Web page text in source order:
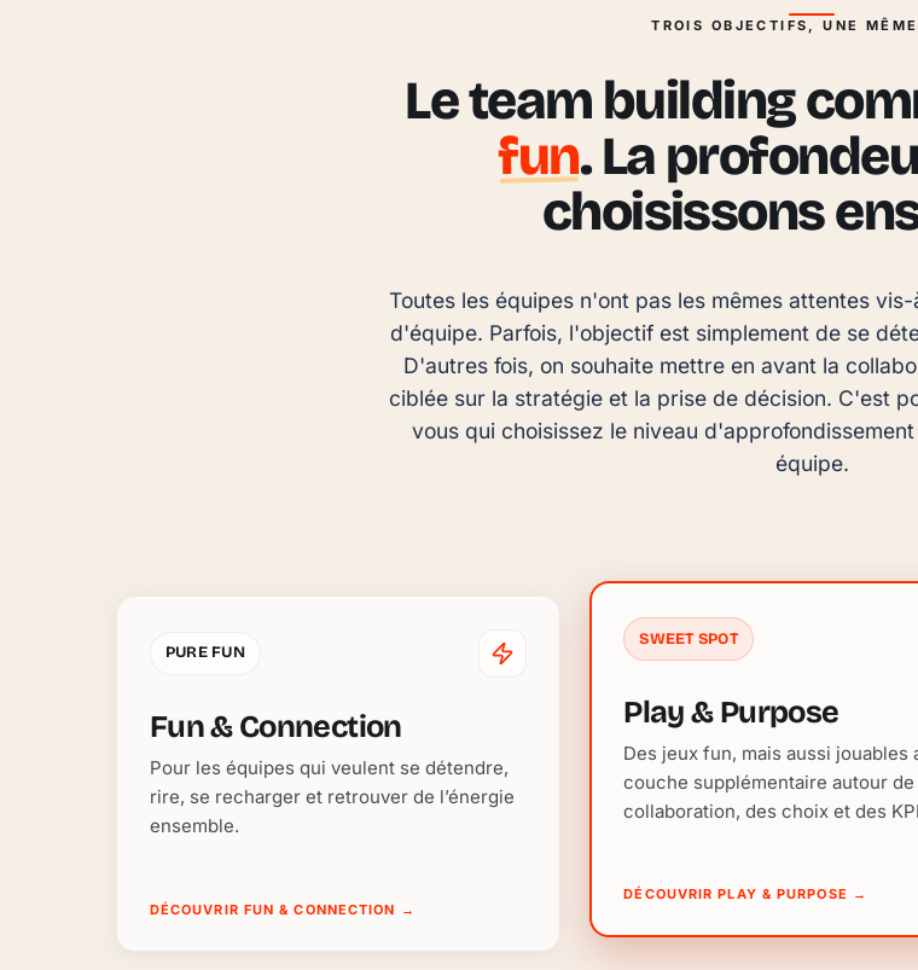
TROIS OBJECTIFS, UNE
Le team building
fun. La
choisissons
Toutes les équipes n'ont pas les mêmes attentes
d'équipe. Parfois, l'objectif est simplement de se
D'autres fois, on souhaite mettre en avant la
ciblée sur la stratégie et la prise de décision. C'est
vous qui choisissez le niveau
équipe.
PURE FUN
Fun & Connection
Pour les équipes qui veulent se détendre,
rire, se recharger et retrouver de l’énergie
ensemble.
DÉCOUVRIR FUN & CONNECTION →
SWEET SPOT
Play & Purpose
Des jeux fun, mais aussi jouables
couche supplémentaire autour de
collaboration, des choix et des
DÉCOUVRIR PLAY & PURPOSE →